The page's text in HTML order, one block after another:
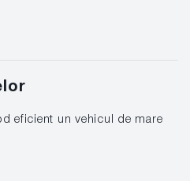
eficient un vehicul de mare